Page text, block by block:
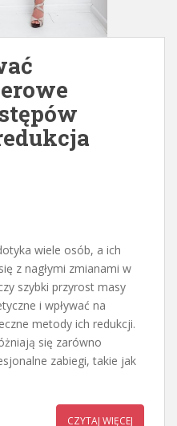
wiele osób, a ich
z nagłymi zmianami w
szybki przyrost masy
i wpływać na
metody ich redukcji.
się zarówno
zabiegi, takie jak
CZYTAJ WIĘCEJ